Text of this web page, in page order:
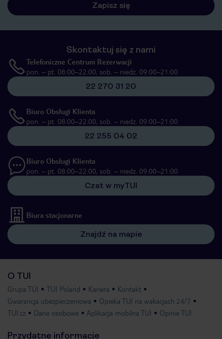
Zapisz się
Skontaktuj się z nami
Telefoniczne Centrum Rezerwacji
pon. – pt. 08:00–22:00, sob. – niedz. 09:00–21:00
22 270 31 20
Biuro Obsługi Klienta
pon. – pt. 08:00–22:00, sob. – niedz. 09:00–21:00
22 255 04 02
Biuro Obsługi Klienta
pon. – pt. 08:00–22:00, sob. – niedz. 09:00–21:00
Czat w myTUI
Biura stacjonarne
Znajdź na mapie
O TUI
Grupa TUI TUI Poland Kariera
Kontakt
Gwarancja ubezpieczeniowa
Opieka TUI na wakacjach 24/7
TUI.cz
Dane osobowe Aplikacja mobilna TUI Opinie TUI
Przydatne informacje